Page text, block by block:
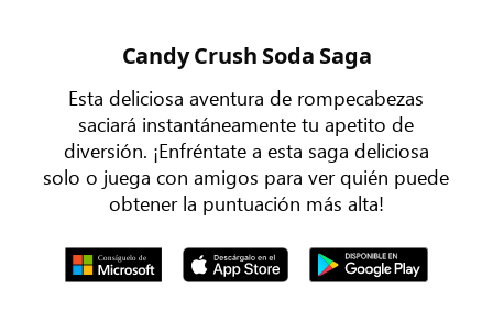
Candy Crush Soda Saga
Esta deliciosa aventura de rompecabezas
saciará instantáneamente tu apetito de
diversión. ¡Enfréntate a esta saga deliciosa
solo o juega con amigos para ver quién puede
obtener la puntuación más alta!